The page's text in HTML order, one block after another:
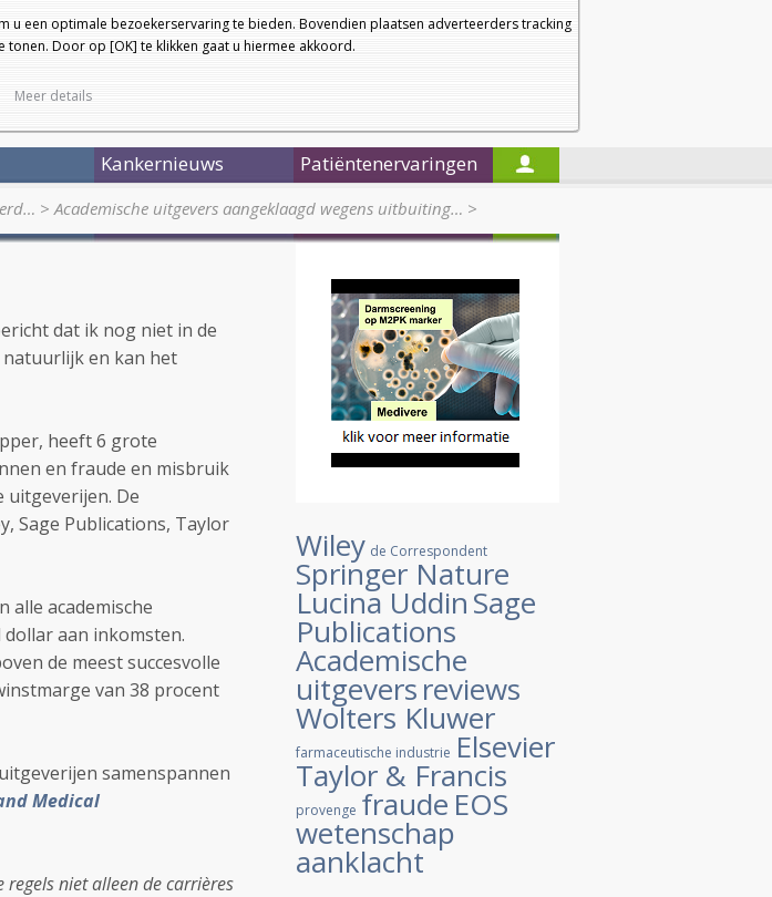
u een optimale bezoekerservaring te bieden. Bovendien plaatsen adverteerders tracking
Door op [OK] te klikken gaat u hiermee akkoord.
Meer details
a
a
Nieuwsbrief
Startpagina
Kankernieuws Patiëntenervaringen
>Academische uitgevers aangeklaagd wegens uitbuiting… >
dat ik nog niet in de
natuurlijk en kan het
heeft 6 grote
en fraude en misbruik
uitgeverijen. De
Sage Publications, Taylor
alle academische
aan inkomsten.
de meest succesvolle
van 38 procent
samenspannen
Medical
regels niet alleen de carrières
Wiley de Correspondent
Springer Nature
Lucina UddinSage
Publications
Academische
uitgeversreviews
Wolters Kluwer
farmaceutische industrie Elsevier
Taylor & Francis
provenge fraude EOS
wetenschap
aanklacht